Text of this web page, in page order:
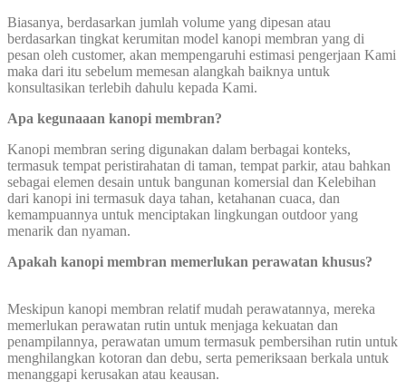
Biasanya, berdasarkan jumlah volume yang dipesan atau
berdasarkan tingkat kerumitan model kanopi membran yang di
pesan oleh customer, akan mempengaruhi estimasi pengerjaan Kami
maka dari itu sebelum memesan alangkah baiknya untuk
konsultasikan terlebih dahulu kepada Kami.
Apa kegunaaan kanopi membran?
Kanopi membran sering digunakan dalam berbagai konteks,
termasuk tempat peristirahatan di taman, tempat parkir, atau bahkan
sebagai elemen desain untuk bangunan komersial dan Kelebihan
dari kanopi ini termasuk daya tahan, ketahanan cuaca, dan
kemampuannya untuk menciptakan lingkungan outdoor yang
menarik dan nyaman.
Apakah kanopi membran memerlukan perawatan khusus?
Meskipun kanopi membran relatif mudah perawatannya, mereka
memerlukan perawatan rutin untuk menjaga kekuatan dan
penampilannya, perawatan umum termasuk pembersihan rutin untuk
menghilangkan kotoran dan debu, serta pemeriksaan berkala untuk
menanggapi kerusakan atau keausan.